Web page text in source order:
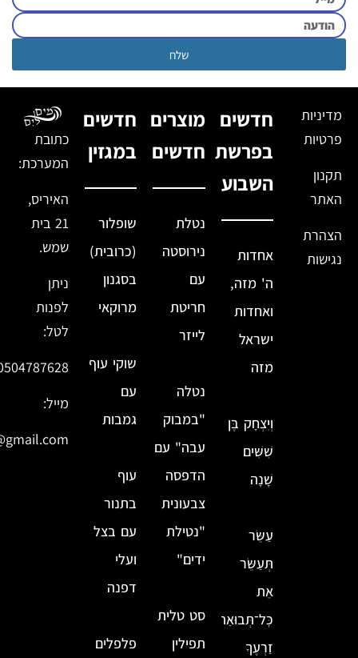
שלח
מדיניות
פרטיות
תקנון
האתר
הצהרת
נגישות
חדשים
בפרשת
השבוע
אחדות
ה' מזה,
ואחדות
ישראל
מזה
וְיִצְחָק בֶּן
שִׁשִּׁים
שָׁנָה
עַשֵּׂר
תְּעַשֵּׂר
אֵת
כׇּל־תְּבוּאַת
זַרְעֶךָ
מוצרים
חדשים
נטלת
נירוסטה
עם
חריטת
לייזר
נטלה
"במבוק
עבה" עם
הדפסה
צבעונית
"נטילת
ידים"
סט טלית
תפילין
חדשים
במגזין
שופלור
(כרובית)
בסגנון
מרוקאי
שוקי עוף
עם
גמבות
עוף
בתנור
עם בצל
ועלי
דפנה
פלפלים
כתובת
המערכת:
האיריס,
21 בית
שמש.
ניתן
לפנות
לטל:
מייל: